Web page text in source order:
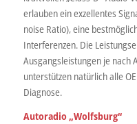
erlauben ein exzellentes
noise Ratio), eine
Interferenzen. Die
Ausgangsleistungen je nach
unterstützen natürlich alle
Diagnose.
Autoradio „Wolfsburg“